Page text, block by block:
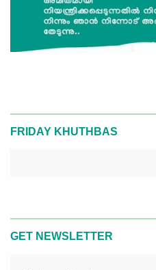
FRIDAY KHUTHBAS
GET NEWSLETTER